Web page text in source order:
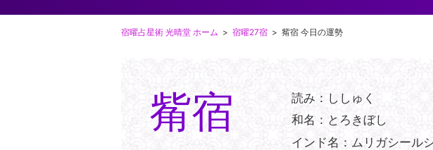
宿曜占星術 光晴堂 ホーム 宿曜27宿 觜宿 今日の運勢
觜宿
読み：ししゅく
和名：とろきぼし
インド名：ムリガシール